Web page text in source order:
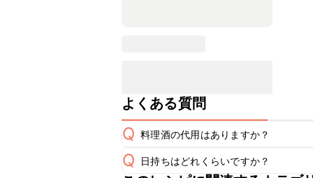
よくある質問
Q 料理酒の代用はありますか？
A
Q 日持ちはどれくらいですか？